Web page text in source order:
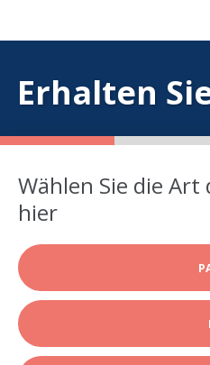
Erhalten
Wählen Sie die Art
hier